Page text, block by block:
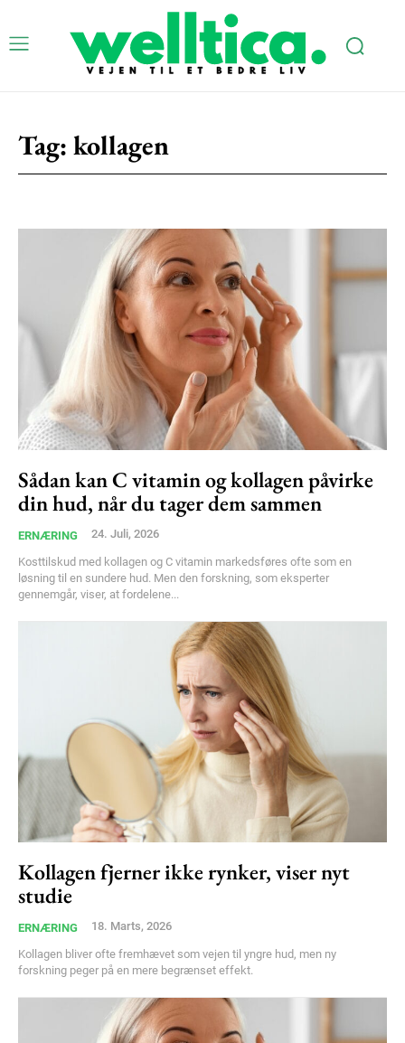
Tag: kollagen
Sådan kan C vitamin og kollagen påvirke
din hud, når du tager dem sammen
ERNÆRING 24. Juli, 2026
Kosttilskud med kollagen og C vitamin markedsføres ofte som en
løsning til en sundere hud. Men den forskning, som eksperter
gennemgår, viser, at fordelene...
Kollagen fjerner ikke rynker, viser nyt
studie
ERNÆRING 18. Marts, 2026
Kollagen bliver ofte fremhævet som vejen til yngre hud, men ny
forskning peger på en mere begrænset effekt.